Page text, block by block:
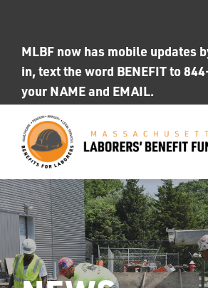
contentMLBF now has mobile updates
in, text the word BENEFIT to
your NAME and EMAIL.
WHO WE ARE
OUR FUNDS
Photo ID